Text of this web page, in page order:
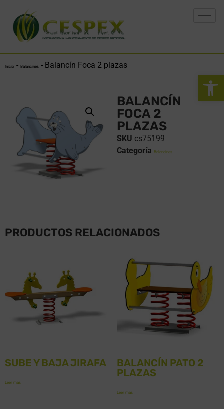
Abrir
Inicio - Balancines - Balancín Foca 2 plazas
BALANCÍN
FOCA 2
PLAZAS
SKU cs75199
Categoría
Balancines
PRODUCTOS RELACIONADOS
SUBE Y BAJA JIRAFA
Leer más
BALANCÍN PATO 2
PLAZAS
Leer más